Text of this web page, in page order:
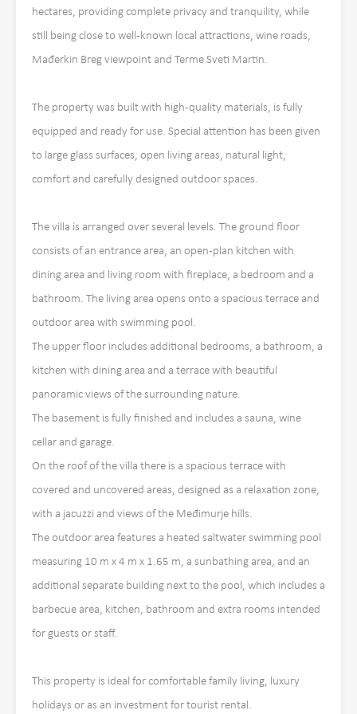
hectares, providing complete privacy and tranquility, while
still being close to well-known local attractions, wine roads,
Mađerkin Breg viewpoint and Terme Sveti Martin.
The property was built with high-quality materials, is fully
equipped and ready for use. Special attention has been given
to large glass surfaces, open living areas, natural light,
comfort and carefully designed outdoor spaces.
The villa is arranged over several levels. The ground floor
consists of an entrance area, an open-plan kitchen with
dining area and living room with fireplace, a bedroom and a
bathroom. The living area opens onto a spacious terrace and
outdoor area with swimming pool.
The upper floor includes additional bedrooms, a bathroom, a
kitchen with dining area and a terrace with beautiful
panoramic views of the surrounding nature.
The basement is fully finished and includes a sauna, wine
cellar and garage.
On the roof of the villa there is a spacious terrace with
covered and uncovered areas, designed as a relaxation zone,
with a jacuzzi and views of the Međimurje hills.
The outdoor area features a heated saltwater swimming pool
measuring 10 m x 4 m x 1.65 m, a sunbathing area, and an
additional separate building next to the pool, which includes a
barbecue area, kitchen, bathroom and extra rooms intended
for guests or staff.
This property is ideal for comfortable family living, luxury
holidays or as an investment for tourist rental.